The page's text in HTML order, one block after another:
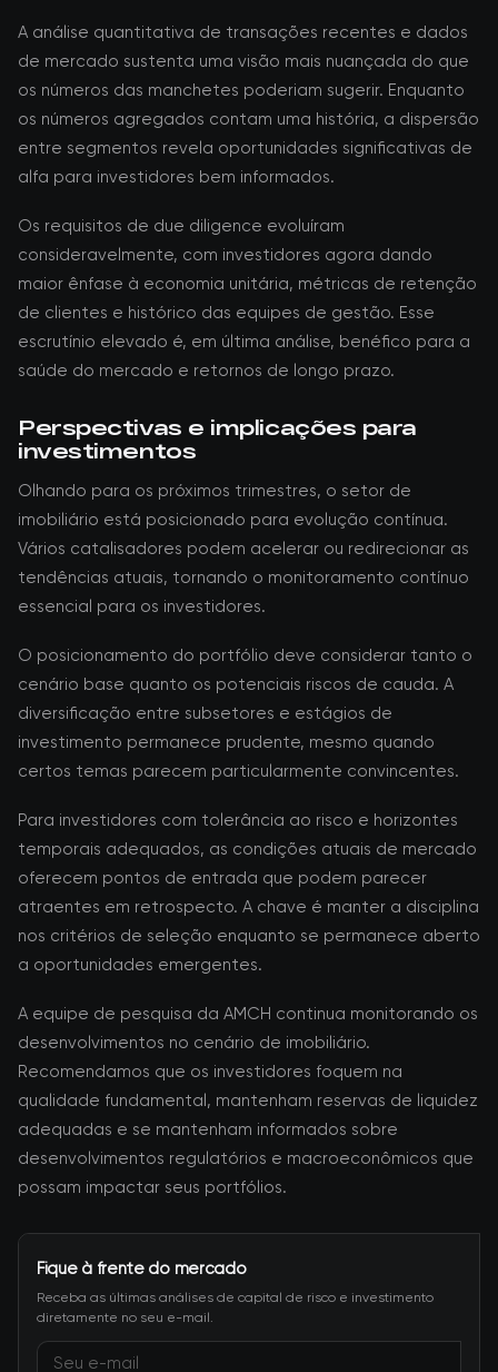
A análise quantitativa de transações recentes e dados
de mercado sustenta uma visão mais nuançada do que
os números das manchetes poderiam sugerir. Enquanto
os números agregados contam uma história, a dispersão
entre segmentos revela oportunidades significativas de
alfa para investidores bem informados.
Os requisitos de due diligence evoluíram
consideravelmente, com investidores agora dando
maior ênfase à economia unitária, métricas de retenção
de clientes e histórico das equipes de gestão. Esse
escrutínio elevado é, em última análise, benéfico para a
saúde do mercado e retornos de longo prazo.
Perspectivas e implicações para
investimentos
Olhando para os próximos trimestres, o setor de
imobiliário está posicionado para evolução contínua.
Vários catalisadores podem acelerar ou redirecionar as
tendências atuais, tornando o monitoramento contínuo
essencial para os investidores.
O posicionamento do portfólio deve considerar tanto o
cenário base quanto os potenciais riscos de cauda. A
diversificação entre subsetores e estágios de
investimento permanece prudente, mesmo quando
certos temas parecem particularmente convincentes.
Para investidores com tolerância ao risco e horizontes
temporais adequados, as condições atuais de mercado
oferecem pontos de entrada que podem parecer
atraentes em retrospecto. A chave é manter a disciplina
nos critérios de seleção enquanto se permanece aberto
a oportunidades emergentes.
A equipe de pesquisa da AMCH continua monitorando os
desenvolvimentos no cenário de imobiliário.
Recomendamos que os investidores foquem na
qualidade fundamental, mantenham reservas de liquidez
adequadas e se mantenham informados sobre
desenvolvimentos regulatórios e macroeconômicos que
possam impactar seus portfólios.
Fique à frente do mercado
Receba as últimas análises de capital de risco e investimento
diretamente no seu e-mail.